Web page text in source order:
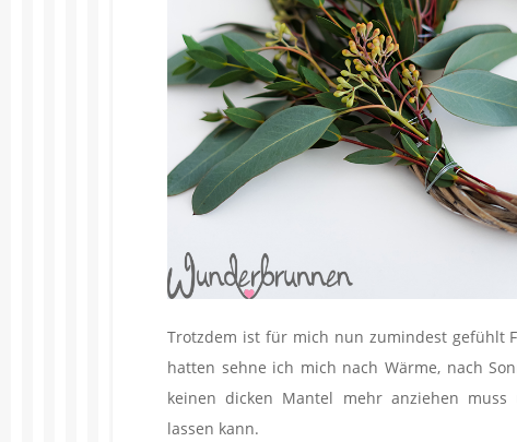
Trotzdem ist für mich nun zumindest gefühlt
hatten sehne ich mich nach Wärme, nach
keinen dicken Mantel mehr anziehen
lassen kann.